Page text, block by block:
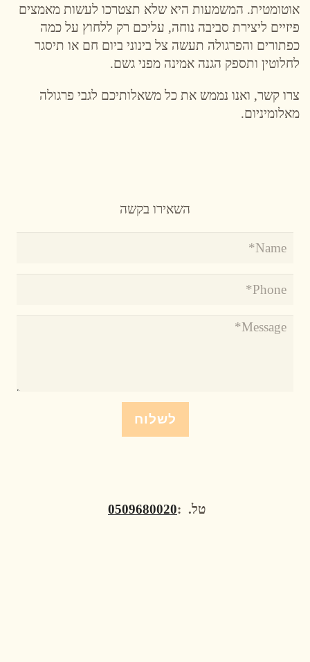
אוטומטית. המשמעות היא שלא תצטרכו לעשות מאמצים
פיזיים ליצירת סביבה נוחה, עליכם רק ללחוץ על כמה
כפתורים והפרגולה תעשה צל בינוני ביום חם או תיסגר
לחלוטין ותספק הגנה אמינה מפני גשם.
צרו קשר, ואנו נממש את כל משאלותיכם לגבי פרגולה
מאלומיניום.
השאירו בקשה
לשלוח
טל. :0509680020